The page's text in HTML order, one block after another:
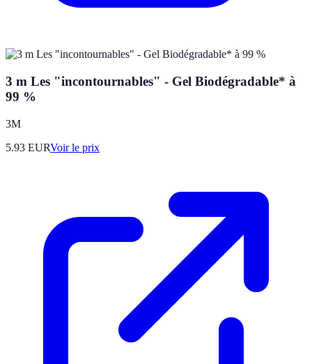
3 m Les "incontournables" - Gel Biodégradable* à
99 %
3M
5.93 EURVoir le prix